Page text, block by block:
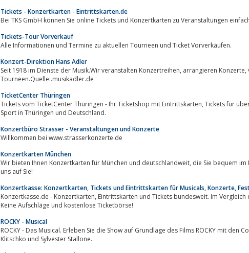
Tickets - Konzertkarten - Eintrittskarten.de
Bei TKS GmbH können Sie online Tickets und Konzertkarten zu Veranstaltungen
Tickets-Tour Vorverkauf
Alle Informationen und Termine zu aktuellen Tourneen und Ticket Vorverkäufen.
Konzert-Direktion Hans Adler
Seit 1918 im Dienste der Musik.Wir veranstalten Konzertreihen, arrangieren Konzerte, vermitteln Künstler und organisieren
Tourneen.Quelle:.musikadler.de
TicketCenter Thüringen
Tickets vom TicketCenter Thüringen - Ihr Ticketshop mit Eintrittskarten, Tickets für über 50.000 Veranstaltungen, Events und
Sport in Thüringen und Deutschland.
Konzertbüro Strasser - Veranstaltungen und Konzerte
Willkommen bei www.strasserkonzerte.de
Konzertkarten München
Wir bieten Ihnen Konzertkarten für München und deutschlandweit, die Sie bequem im Internet bestellen können. Wir freuen
uns auf Sie!
Konzertkasse: Konzertkarten, Tickets und Eintrittskarten für Musicals, Konzerte,
Konzertkasse.de - Konzertkarten, Eintrittskarten und Tickets bundesweit. Im Vergleich einer der günstigsten Onlineshops.
Keine Aufschläge und kostenlose Ticketbörse!
ROCKY - Musical
ROCKY - Das Musical. Erleben Sie die Show auf Grundlage des Films ROCKY mit den
Klitschko und Sylvester Stallone.